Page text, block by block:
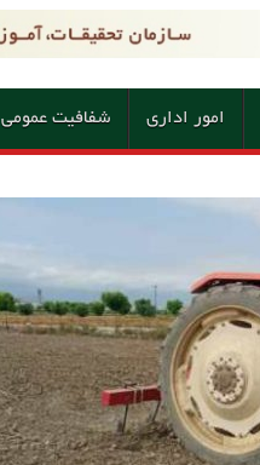
امور اداری شفافیت عمومی